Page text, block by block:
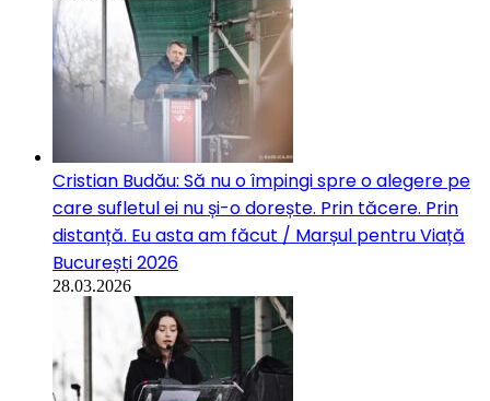
Cristian Budău: Să nu o împingi spre o alegere pe
care sufletul ei nu și-o dorește. Prin tăcere. Prin
distanță. Eu asta am făcut / Marșul pentru Viață
București 2026
28.03.2026